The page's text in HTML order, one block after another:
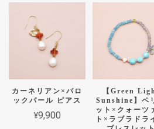
カーネリアン×バロ
ックパール ピアス
¥9,900
【Green
Sunshine】ペ
ット×クォーツ
ト×ラブラドラ